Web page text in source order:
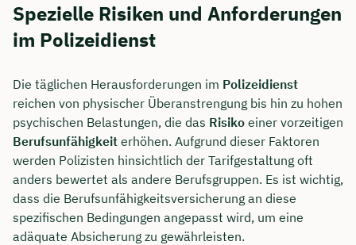
Spezielle Risiken und Anforderungen
im Polizeidienst
Die täglichen Herausforderungen im Polizeidienst
reichen von physischer Überanstrengung bis hin zu hohen
psychischen Belastungen, die das Risiko einer vorzeitigen
Berufsunfähigkeit erhöhen. Aufgrund dieser Faktoren
werden Polizisten hinsichtlich der Tarifgestaltung oft
anders bewertet als andere Berufsgruppen. Es ist wichtig,
dass die Berufsunfähigkeitsversicherung an diese
spezifischen Bedingungen angepasst wird, um eine
adäquate Absicherung zu gewährleisten.
Dauer: ca. 30 Minuten
🗓️ Wählen Sie jetzt Ihren Wunschtermin:
Meeting buchen